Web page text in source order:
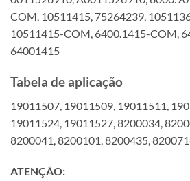
COM, 10511415, 75264239,
10511415-COM, 6400.1415-COM,
64001415
Tabela de aplicação
19011507, 19011509, 19011511,
19011524, 19011527, 8200034,
8200041, 8200101, 8200435,
ATENÇÃO: